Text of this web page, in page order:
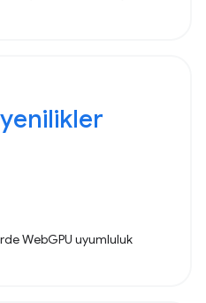
WebGPU uyumluluk